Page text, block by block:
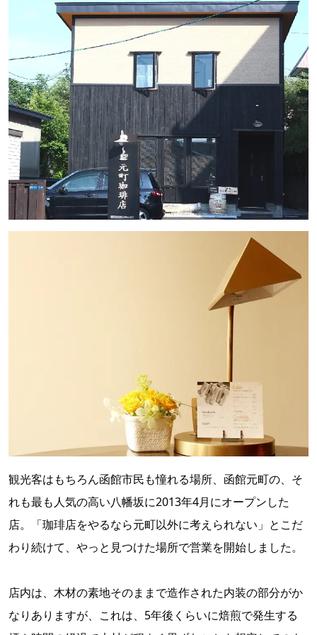
観光客はもちろん函館市民も憧れる場所、函館元町の、そ
れも最も人気の高い八幡坂に2013年4月にオープンした
店。「珈琲店をやるなら元町以外に考えられない」とこだ
わり続けて、やっと見つけた場所で営業を開始しました。
店内は、木材の素地そのままで造作された内装の部分がか
なりありますが、これは、5年後くらいに焙煎で発生する